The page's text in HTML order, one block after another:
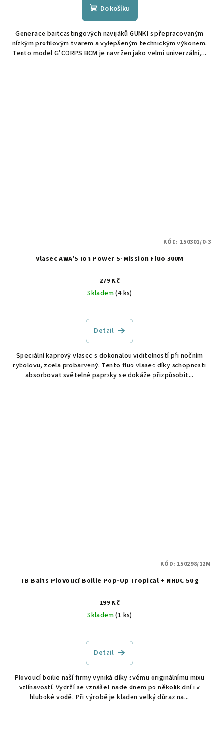
Do košíku
Generace baitcastingových navijáků GUNKI s přepracovaným
nízkým profilovým tvarem a vylepšeným technickým výkonem.
Tento model G’CORPS BCM je navržen jako velmi univerzální,...
Vlasec AWA'S Ion Power S-Mission Fluo 300M
279 Kč
Skladem(4 ks)
Detail
Speciální kaprový vlasec s dokonalou viditelností při nočním
rybolovu, zcela probarvený. Tento fluo vlasec díky schopnosti
absorbovat světelné paprsky se dokáže přizpůsobit...
KÓD: 150301/0-3
TB Baits Plovoucí Boilie Pop-Up Tropical + NHDC 50 g
199 Kč
Skladem(1 ks)
Detail
Plovoucí boilie naší firmy vyniká díky svému originálnímu mixu
vzlínavostí. Vydrží se vznášet nade dnem po několik dní i v
hluboké vodě. Při výrobě je kladen velký důraz na...
KÓD: 150298/12M